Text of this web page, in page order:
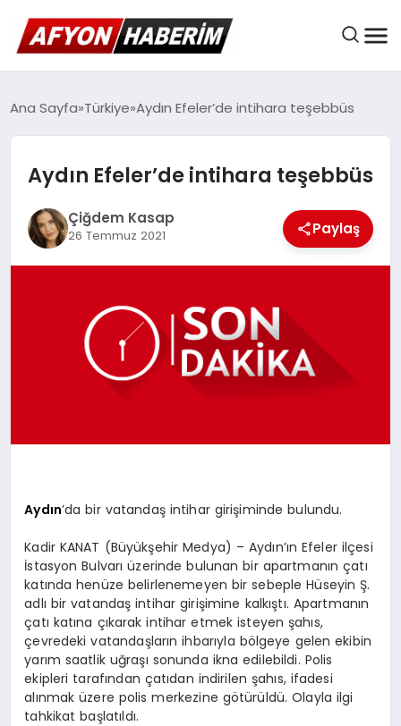
AFYON HABER
GÜNDEM
BELEDIYELER
MAGAZIN
SAĞLIK
TEKNOLOJI
Ana Sayfa Türkiye Aydın Efeler’de intihara teşebbüs
Aydın Efeler’de intihara teşebbüs
Çiğdem Kasap
26 Temmuz 2021 Paylaş
Aydın’da bir vatandaş intihar girişiminde bulundu.
Kadir KANAT (Büyükşehir Medya) – Aydın’ın Efeler ilçesi
İstasyon Bulvarı üzerinde bulunan bir apartmanın çatı
katında henüze belirlenemeyen bir sebeple Hüseyin Ş.
adlı bir vatandaş intihar girişimine kalkıştı. Apartmanın
çatı katına çıkarak intihar etmek isteyen şahıs,
çevredeki vatandaşların ihbarıyla bölgeye gelen ekibin
yarım saatlik uğraşı sonunda ikna edilebildi. Polis
ekipleri tarafından çatıdan indirilen şahıs, ifadesi
alınmak üzere polis merkezine götürüldü. Olayla ilgi
tahkikat başlatıldı.